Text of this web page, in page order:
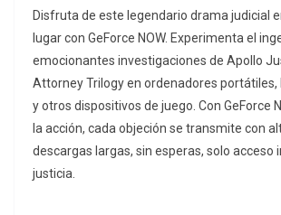
Disfruta de este legendario drama judicial
lugar con GeForce NOW. Experimenta el
emocionantes investigaciones de Apollo
Attorney Trilogy en ordenadores
y otros dispositivos de juego. Con GeForce
la acción, cada objeción se transmite con
descargas largas, sin esperas, solo acceso
justicia.